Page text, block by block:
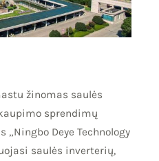
žinomas saulės
sprendimų
Deye Technology
saulės inverterių,